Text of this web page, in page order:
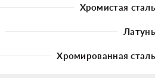
Хромистая сталь
Латунь
Хромированная сталь